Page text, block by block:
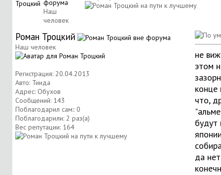
Наш
человек
Роман Троцкий
Наш человек
Регистрация: 20.04.2013
Авто: Тиида
Адрес: Обухов
Сообщений: 143
Поблагодарил сам:: 0
Поблагодарили: 2 раз(а)
Вес репутации: 164
не
этом
конце
что,
будут
да